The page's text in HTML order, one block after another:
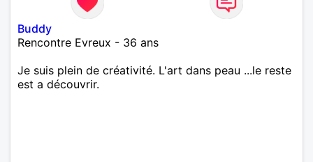
Buddy
Rencontre Evreux - 36 ans
Je suis plein de créativité. L'art dans peau ...le reste
est a découvrir.